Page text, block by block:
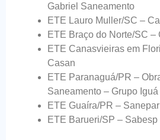
Gabriel Saneamento
ETE Lauro Muller/SC –
ETE Braço do Norte/SC –
ETE Canasvieiras em
Casan
ETE Paranaguá/PR –
Saneamento – Grupo Iguá
ETE Guaíra/PR – Sanepar
ETE Barueri/SP – Sabesp